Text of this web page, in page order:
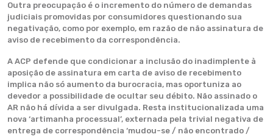
Outra preocupação é o incremento do número de demandas
judiciais promovidas por consumidores questionando sua
negativação, como por exemplo, em razão de não assinatura de
aviso de recebimento da correspondência.
A ACP defende que condicionar a inclusão do inadimplente à
aposição de assinatura em carta de aviso de recebimento
implica não só aumento da burocracia, mas oportuniza ao
devedor a possibilidade de ocultar seu débito. Não assinado o
AR não há dívida a ser divulgada. Resta institucionalizada uma
nova ‘artimanha processual’, externada pela trivial negativa de
entrega de correspondência ‘mudou-se / não encontrado /